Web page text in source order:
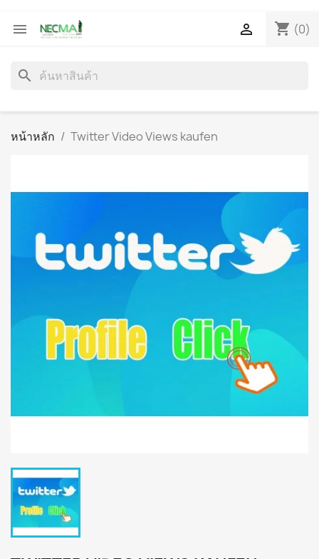
 shopping_cart (0)

search
หน้าหลัก Twitter Video Views kaufen